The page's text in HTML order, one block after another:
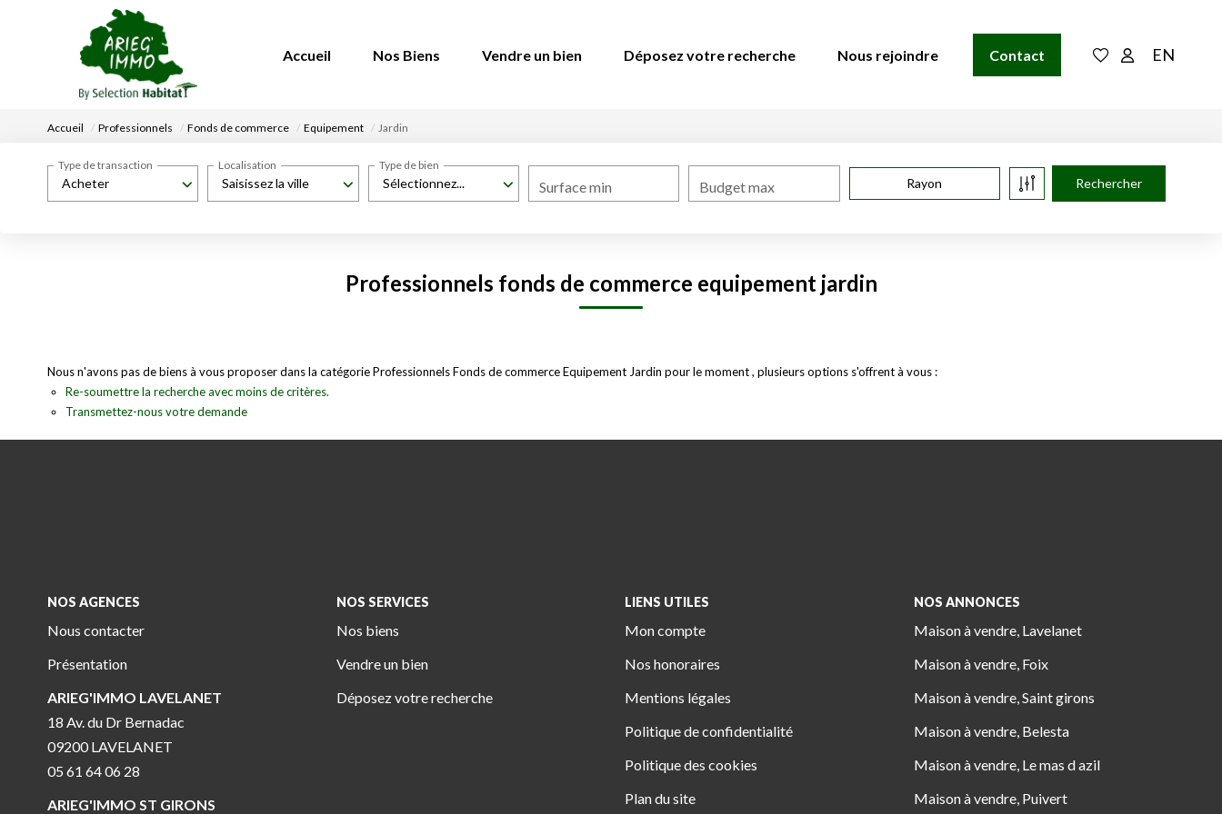
Accueil Nos Biens Vendre un bien Déposez votre recherche Nous rejoindre Contact EN
Accueil Professionnels Fonds de commerce Equipement Jardin
Acheter
Type de transaction
Saisissez la ville
Localisation
Sélectionnez...
Type de bien
Surface min Budget max Rayon
Professionnels fonds de commerce equipement jardin
Nous n'avons pas de biens à vous proposer dans la catégorie Professionnels Fonds de commerce Equipement Jardin pour le moment , plusieurs options s'offrent à vous :
Re-soumettre la recherche avec moins de critères.
Transmettez-nous votre demande
NOS AGENCES
Nous contacter
Présentation
ARIEG'IMMO LAVELANET
18 Av. du Dr Bernadac
09200 LAVELANET
05 61 64 06 28
ARIEG'IMMO ST GIRONS
NOS SERVICES
Nos biens
Vendre un bien
Déposez votre recherche
LIENS UTILES
Mon compte
Nos honoraires
Mentions légales
Politique de confidentialité
Politique des cookies
Plan du site
NOS ANNONCES
Maison à vendre, Lavelanet
Maison à vendre, Foix
Maison à vendre, Saint girons
Maison à vendre, Belesta
Maison à vendre, Le mas d azil
Maison à vendre, Puivert